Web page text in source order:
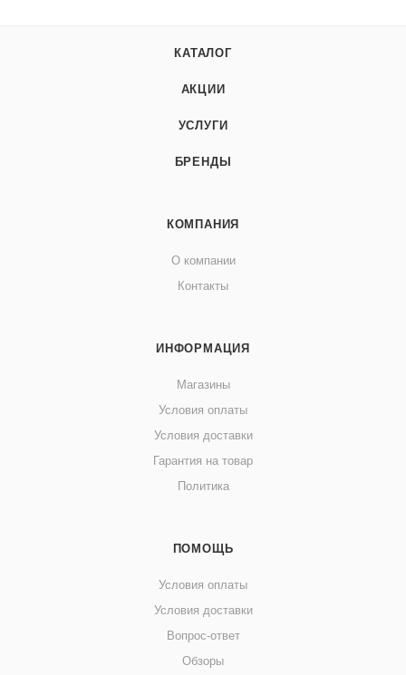
КАТАЛОГ
АКЦИИ
УСЛУГИ
БРЕНДЫ
КОМПАНИЯ
О компании
Контакты
ИНФОРМАЦИЯ
Магазины
Условия оплаты
Условия доставки
Гарантия на товар
Политика
ПОМОЩЬ
Условия оплаты
Условия доставки
Вопрос-ответ
Обзоры